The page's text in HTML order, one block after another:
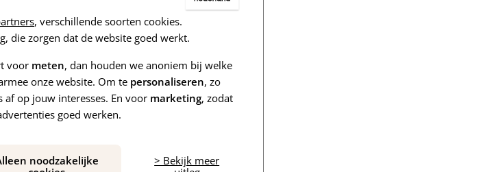
, verschillende soorten cookies.
die zorgen dat de website goed werkt.
voor meten, dan houden we anoniem bij welke
onze website. Om te personaliseren, zo
op jouw interesses. En voor marketing, zodat
goed werken.
noodzakelijke
> Bekijk meer